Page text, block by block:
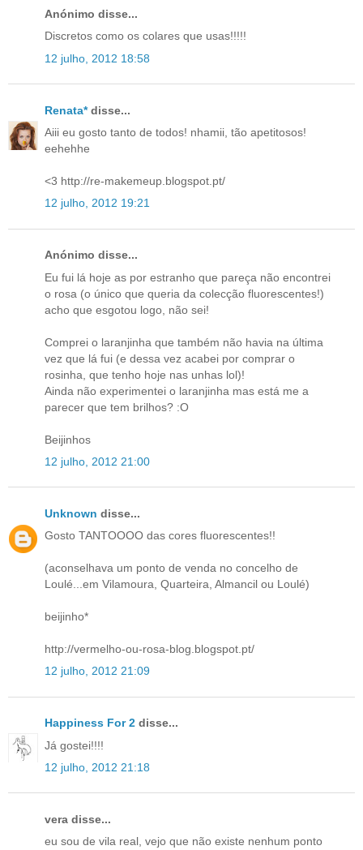
Anónimo disse...
Discretos como os colares que usas!!!!!
12 julho, 2012 18:58
Renata*disse...
Aiii eu gosto tanto de todos! nhamii, tão apetitosos!
eehehhe
<3 http://re-makemeup.blogspot.pt/
12 julho, 2012 19:21
Anónimo disse...
Eu fui lá hoje as por estranho que pareça não encontrei
o rosa (o único que queria da colecção fluorescentes!)
acho que esgotou logo, não sei!
Comprei o laranjinha que também não havia na última
vez que lá fui (e dessa vez acabei por comprar o
rosinha, que tenho hoje nas unhas lol)!
Ainda não experimentei o laranjinha mas está me a
parecer que tem brilhos? :O
Beijinhos
12 julho, 2012 21:00
Unknown disse...
Gosto TANTOOOO das cores fluorescentes!!
(aconselhava um ponto de venda no concelho de
Loulé...em Vilamoura, Quarteira, Almancil ou Loulé)
beijinho*
http://vermelho-ou-rosa-blog.blogspot.pt/
12 julho, 2012 21:09
Happiness For 2 disse...
Já gostei!!!!
12 julho, 2012 21:18
vera disse...
eu sou de vila real, vejo que não existe nenhum ponto